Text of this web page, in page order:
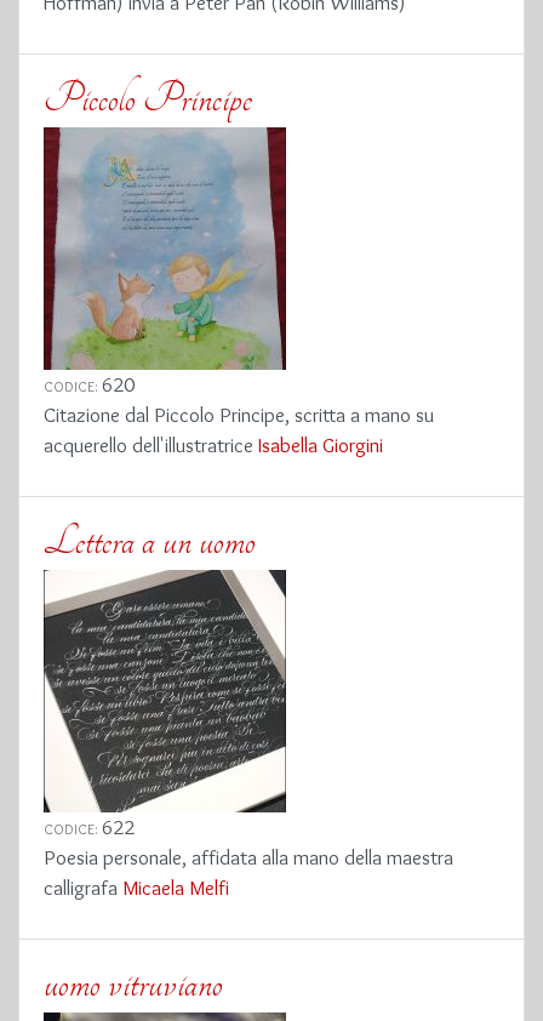
Piccolo Principe
CODICE: 620
Citazione dal Piccolo Principe, scritta a mano su
acquerello dell'illustratrice Isabella Giorgini
Lettera a un uomo
CODICE: 622
Poesia personale, affidata alla mano della maestra
calligrafa Micaela Melfi
uomo vitruviano